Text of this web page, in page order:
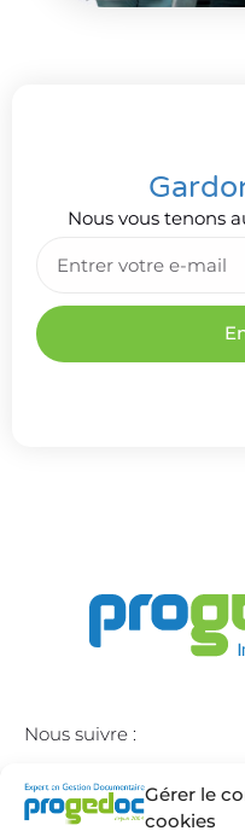
Gérer le
cookies
Nous vous tenons
Nous suivre :